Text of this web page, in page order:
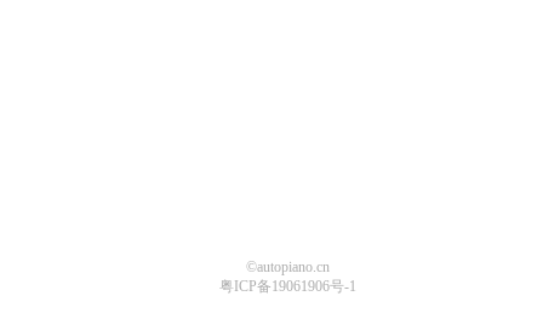
©autopiano.cn
粤ICP备19061906号-1